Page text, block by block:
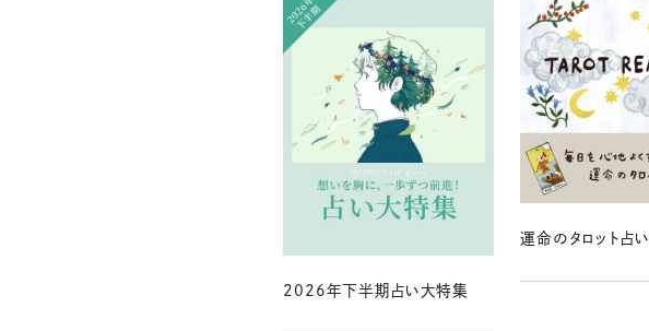
2026年下半期占い大特集
運命のタロット占い